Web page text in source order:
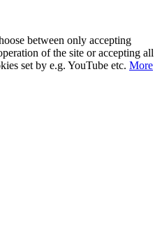
between only accepting
of the site or accepting all
set by e.g. YouTube etc. More